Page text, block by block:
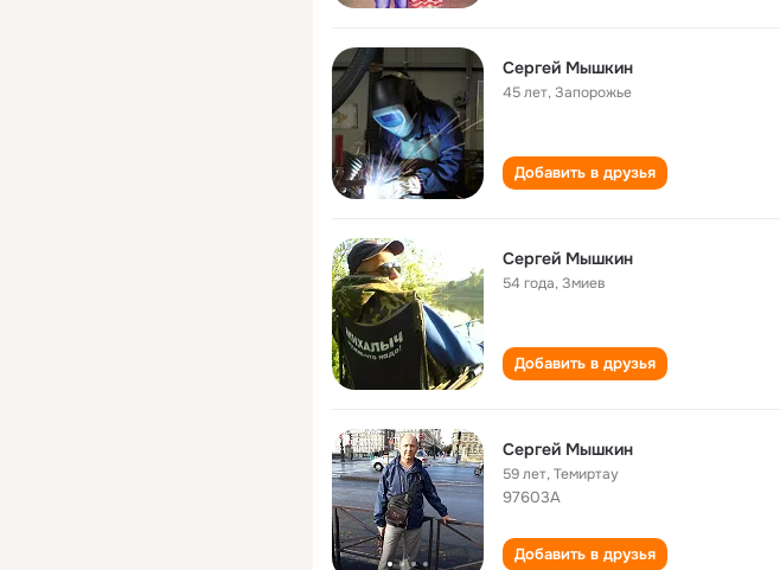
Сергей Мышкин
45 лет,Запорожье
Добавить в друзья
Сергей Мышкин
54 года,Змиев
Добавить в друзья
Сергей Мышкин
59 лет,Темиртау
97603А
Добавить в друзья